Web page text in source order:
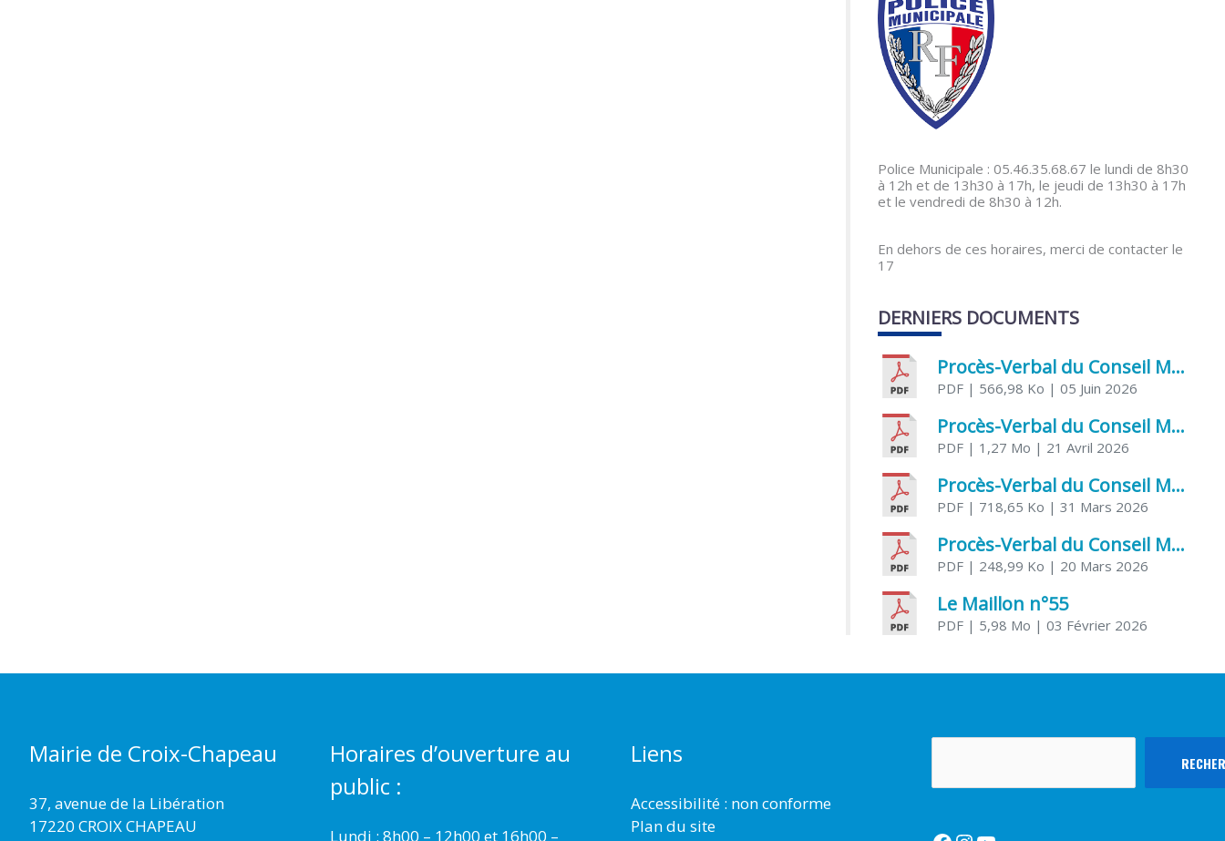
Police Municipale : 05.46.35.68.67 le lundi de 8h30
à 12h et de 13h30 à 17h, le jeudi de 13h30 à 17h
et le vendredi de 8h30 à 12h.
En dehors de ces horaires, merci de contacter le
17
DERNIERS DOCUMENTS
Procès-Verbal du Conseil Municipal du 5 juin 2026
PDF | 566,98 Ko | 05 Juin 2026
Procès-Verbal du Conseil Municipal du 21 avril 2026
PDF | 1,27 Mo | 21 Avril 2026
Procès-Verbal du Conseil Municipal du 31 mars 2026
PDF | 718,65 Ko | 31 Mars 2026
Procès-Verbal du Conseil Municipal du 20 mars 2026
PDF | 248,99 Ko | 20 Mars 2026
Le Maillon n°55
PDF | 5,98 Mo | 03 Février 2026
Mairie de Croix-Chapeau
37, avenue de la Libération
17220 CROIX CHAPEAU
Horaires d’ouverture au
public :
Lundi : 8h00 – 12h00 et 16h00 –
Liens
Accessibilité : non conforme
Plan du site